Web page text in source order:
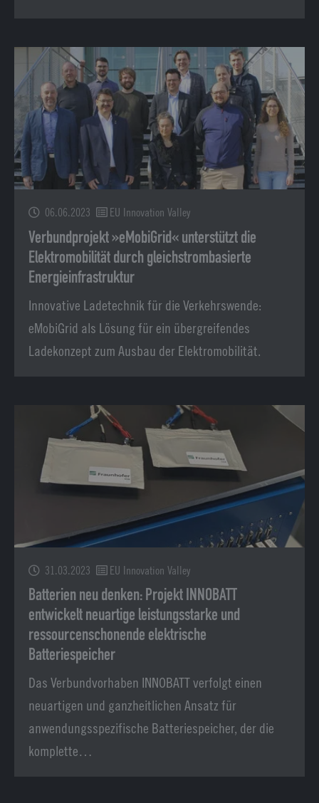
06.06.2023 EU Innovation Valley
Verbundprojekt »eMobiGrid« unterstützt die
Elektromobilität durch gleichstrombasierte
Energieinfrastruktur
Innovative Ladetechnik für die Verkehrswende:
eMobiGrid als Lösung für ein übergreifendes
Ladekonzept zum Ausbau der Elektromobilität.
31.03.2023 EU Innovation Valley
Batterien neu denken: Projekt INNOBATT
entwickelt neuartige leistungsstarke und
ressourcenschonende elektrische
Batteriespeicher
Das Verbundvorhaben INNOBATT verfolgt einen
neuartigen und ganzheitlichen Ansatz für
anwendungsspezifische Batteriespeicher, der die
komplette…